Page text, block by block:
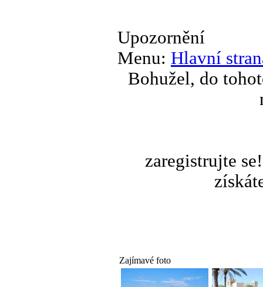
Upozornění
Menu: Hlavní
Bohužel, do
zaregistrujte
Zajímavé foto